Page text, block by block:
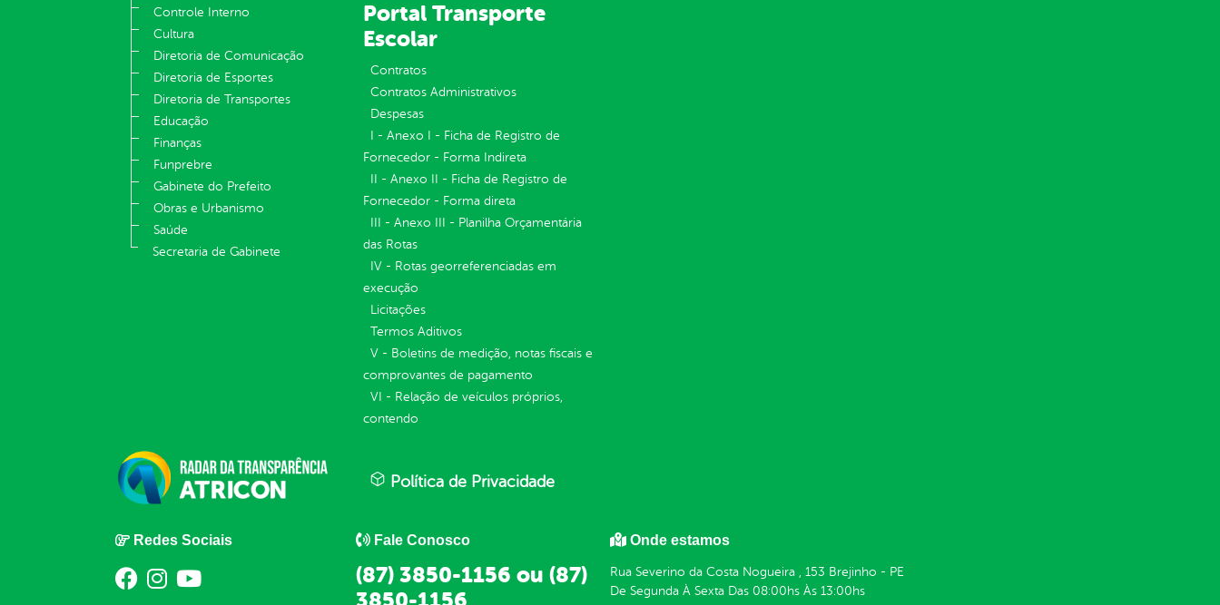
Controle Interno
Cultura
Diretoria de Comunicação
Diretoria de Esportes
Diretoria de Transportes
Educação
Finanças
Funprebre
Gabinete do Prefeito
Obras e Urbanismo
Saúde
Secretaria de Gabinete
Portal Transporte
Escolar
Contratos
Contratos Administrativos
Despesas
I - Anexo I - Ficha de Registro de
Fornecedor - Forma Indireta
II - Anexo II - Ficha de Registro de
Fornecedor - Forma direta
III - Anexo III - Planilha Orçamentária
das Rotas
IV - Rotas georreferenciadas em
execução
Licitações
Termos Aditivos
V - Boletins de medição, notas fiscais e
comprovantes de pagamento
VI - Relação de veículos próprios,
contendo
Política de Privacidade
Redes Sociais Fale Conosco
(87) 3850-1156 ou (87)
Onde estamos
Rua Severino da Costa Nogueira , 153 Brejinho - PE
De Segunda À Sexta Das 08:00hs Às 13:00hs